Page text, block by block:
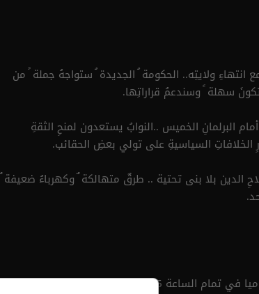
انتهاءِ ولايتِه.. الحكومة ُ الجديدة ُ ستواجهُ جملة ً من
سهلة ً وسندعمُ قراراتِها.
البرلمانِ الخميس ..النوابُ يستعدون لمنحِ الثقةِ
الخلافاتِ السياسيةِ على تولي بعضِ الحقائب.
الدين بلا بنى تحتية .. طرقٌ متهالكة ٌ وكهرباءُ ضعيفة
في تمام الساعة 19:45